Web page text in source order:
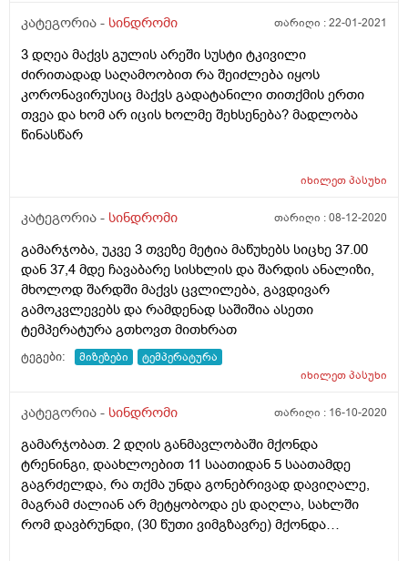
კატეგორია - სინდრომი თარიღი :22-01-2021
3 დღეა მაქვს გულის არეში სუსტი ტკივილი
ძირითადად საღამოობით რა შეიძლება იყოს
კორონავირუსიც მაქვს გადატანილი თითქმის ერთი
თვეა და ხომ არ იცის ხოლმე შეხსენება? მადლობა
წინასწარ
იხილეთპასუხი
კატეგორია - სინდრომი თარიღი :08-12-2020
გამარჯობა, უკვე 3 თვეზე მეტია მაწუხებს სიცხე 37.00
დან 37,4 მდე ჩავაბარე სისხლის და შარდის ანალიზი,
მხოლოდ შარდში მაქვს ცვლილება, გავდივარ
გამოკვლევებს და რამდენად საშიშია ასეთი
ტემპერატურა გთხოვთ მითხრათ
ტეგები: მიზეზები
ტემპერატურა
იხილეთპასუხი
კატეგორია - სინდრომი თარიღი : 16-10-2020
გამარჯობათ. 2 დღის განმავლობაში მქონდა
ტრენინგი, დაახლოებით 11 საათიდან 5 საათამდე
გაგრძელდა, რა თქმა უნდა გონებრივად დავიღალე,
მაგრამ ძალიან არ მეტყობოდა ეს დაღლა, სახლში
რომ დავბრუნდი, (30 წუთი ვიმგზავრე) მქონდა